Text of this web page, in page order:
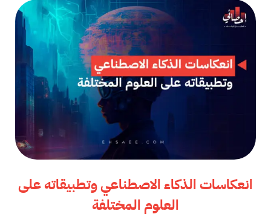
انعكاسات الذكاء الاصطناعي وتطبيقاته على
العلوم المختلفة